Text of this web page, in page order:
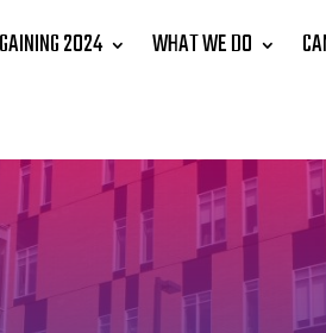
2024 WHAT WE DO